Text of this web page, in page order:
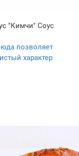
"Кимчи" Соус
позволяет
характер